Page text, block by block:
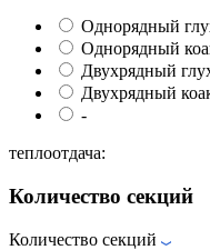
Однорядный
Однорядный
Двухрядный
Двухрядный
-
теплоотдача:
Количество секций
Количество секций